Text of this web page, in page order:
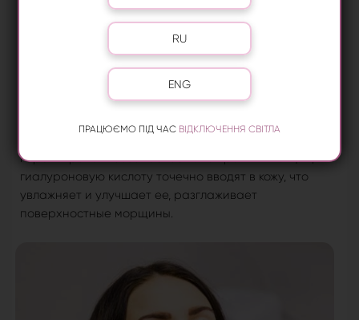
биоревитализация кожи. Введение биопрепаратов в
кожу лица, шеи, декольте позволяет восстановить и
нормализовать водный баланс в клетках, запустить
процессы омоложения и лифтинга.
Биоревитализацию лица, тела стоит доверить только
врачам, и центр эстетической медицины Слим на
гарантировать безопасность. Во время инъекций,
гиалуроновую кислоту точечно вводят в кожу, что
увлажняет и улучшает ее, разглаживает
поверхностные морщины.
RU
ENG
ПРАЦЮЄМО ПІД ЧАС ВІДКЛЮЧЕННЯ СВІТЛА